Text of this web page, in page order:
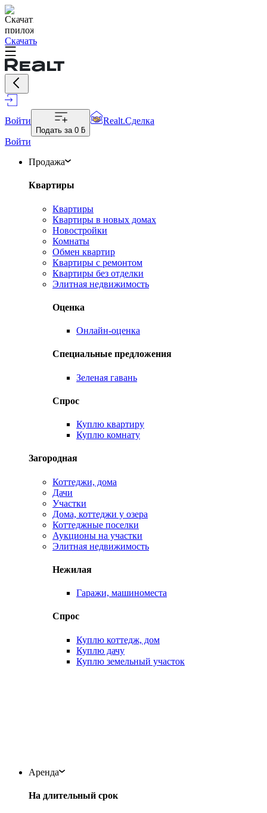
Скачать
Войти
Подать за 0 ƃ
Realt.Сделка
Войти
Продажа
Квартиры
Квартиры
Квартиры в новых домах
Новостройки
Комнаты
Обмен квартир
Квартиры с ремонтом
Квартиры без отделки
Элитная недвижимость
Оценка
Онлайн-оценка
Специальные предложения
Зеленая гавань
Спрос
Куплю квартиру
Куплю комнату
Загородная
Коттеджи, дома
Дачи
Участки
Дома, коттеджи у озера
Коттеджные поселки
Аукционы на участки
Элитная недвижимость
Нежилая
Гаражи, машиноместа
Спрос
Куплю коттедж, дом
Куплю дачу
Куплю земельный участок
Аренда
На длительный срок